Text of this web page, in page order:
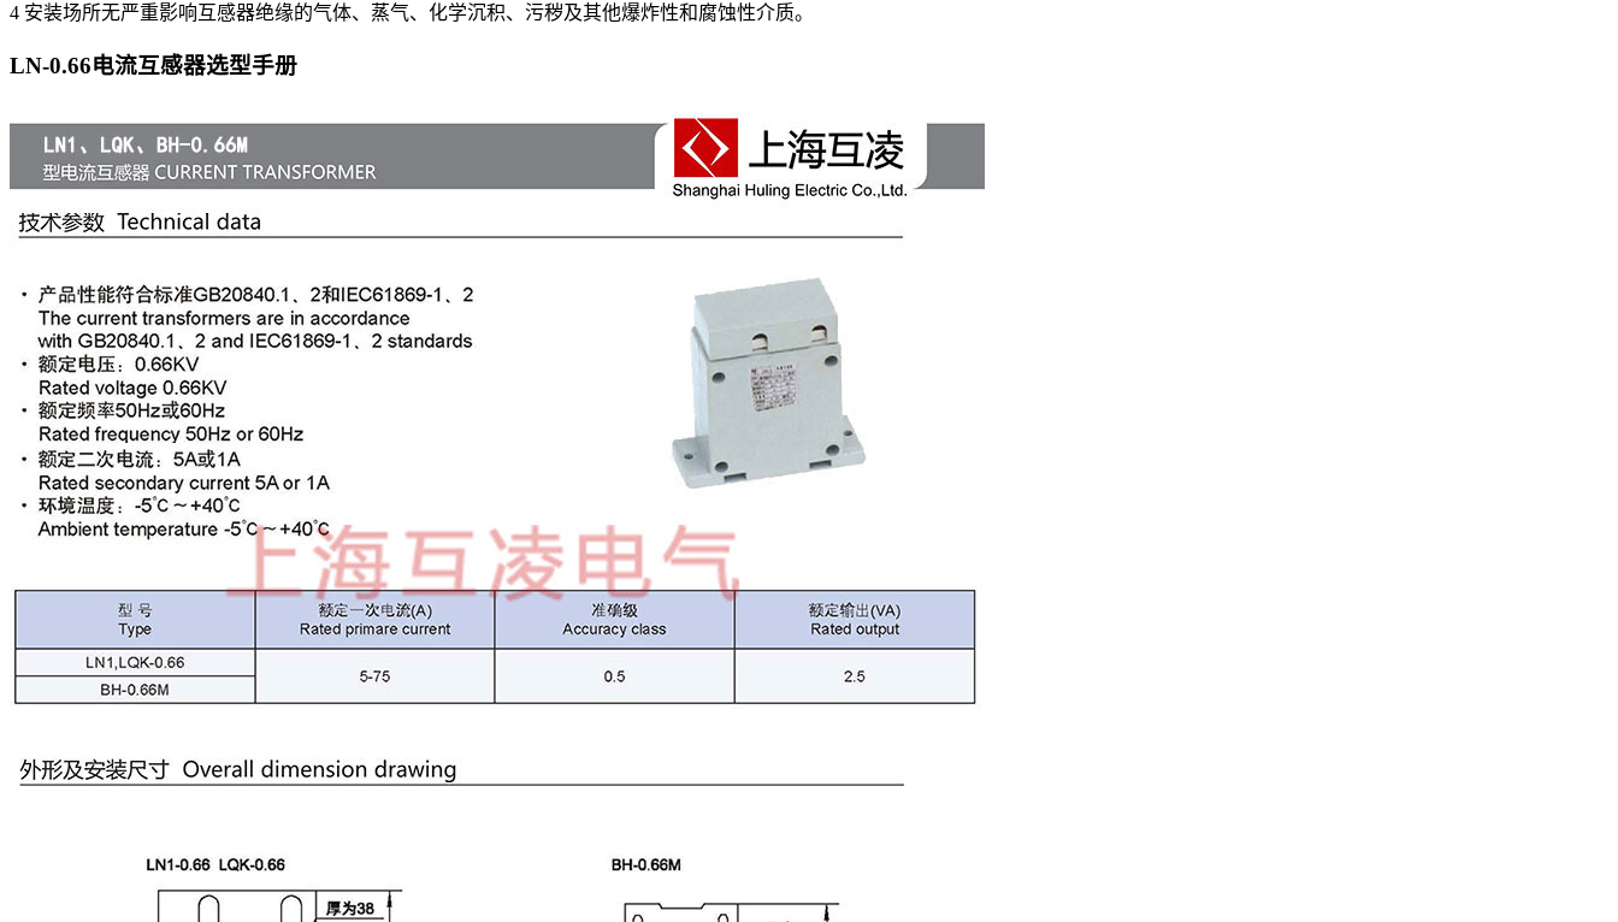
4 安装场所无严重影响互感器绝缘的气体、蒸气、化学沉积、污秽及其他爆炸性和腐蚀性介质。
LN-0.66电流互感器选型手册